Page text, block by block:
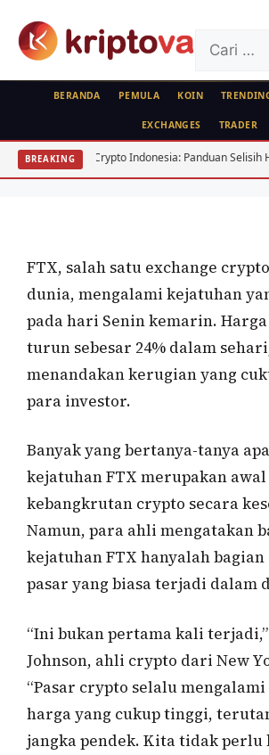
untuk:
BERANDA PEMULA KOIN
EXCHANGES TRADER
BREAKING
Crypto Indonesia: Panduan Selisih Harga BTC
EXCHANGE
Kejatuhan FTX: Apakah Ini
Awal dari Kebangkrutan
FTX, salah satu exchange
dunia, mengalami kejatuhan
pada hari Senin kemarin.
turun sebesar 24% dalam
menandakan kerugian yang
para investor.
Banyak yang bertanya-tanya
kejatuhan FTX merupakan
kebangkrutan crypto secara
Namun, para ahli mengatakan
kejatuhan FTX hanyalah
pasar yang biasa terjadi dalam
“Ini bukan pertama kali terjadi,”
Johnson, ahli crypto dari New
“Pasar crypto selalu
harga yang cukup tinggi,
jangka pendek. Kita tidak